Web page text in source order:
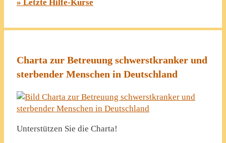
» Letzte Hilfe-Kurse
Charta zur Betreuung schwerstkranker und
sterbender Menschen in Deutschland
Unterstützen Sie die Charta!